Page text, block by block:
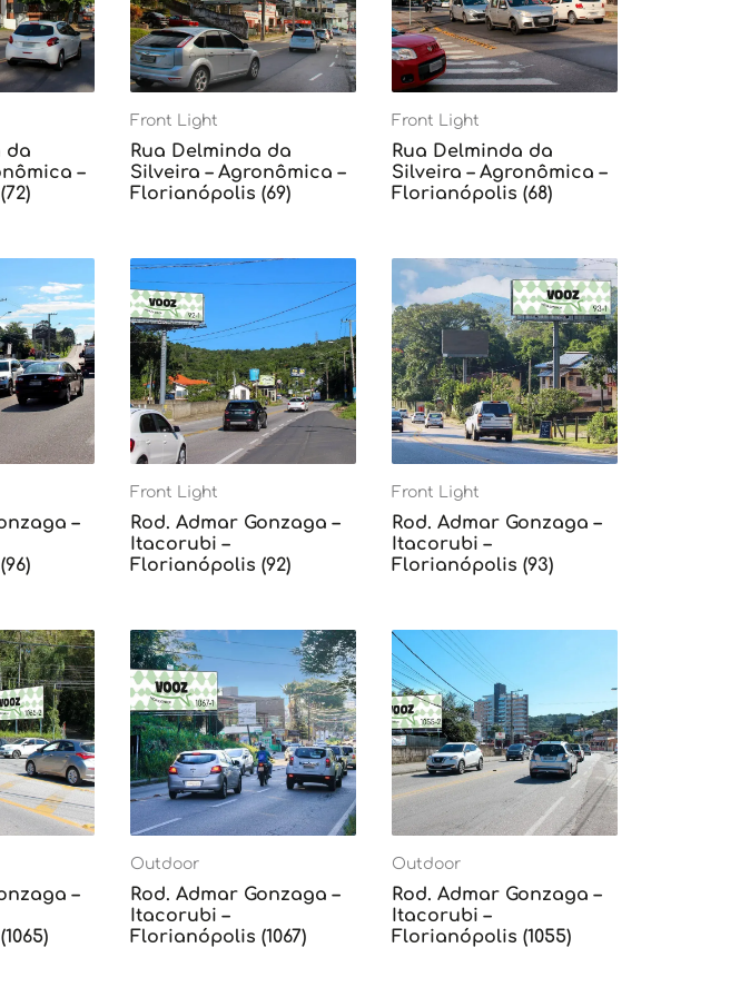
da
–
Front Light
Rua Delminda da
Silveira – Agronômica –
Florianópolis (69)
Front Light
Rua Delminda da
Silveira – Agronômica –
Florianópolis (68)
–
Front Light
Rod. Admar Gonzaga –
Itacorubi –
Florianópolis (92)
Front Light
Rod. Admar Gonzaga –
Itacorubi –
Florianópolis (93)
–
Outdoor
Rod. Admar Gonzaga –
Itacorubi –
Florianópolis (1067)
Outdoor
Rod. Admar Gonzaga –
Itacorubi –
Florianópolis (1055)